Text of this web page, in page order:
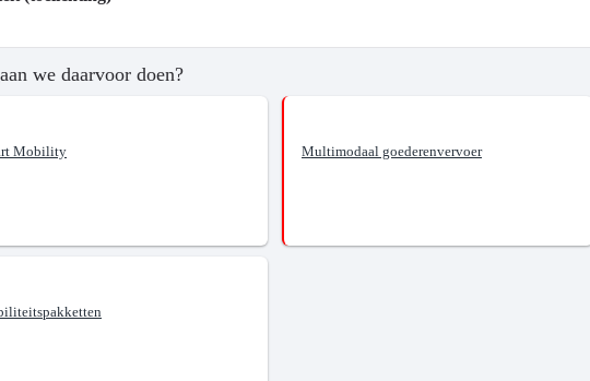
we daarvoor doen?
Mobility Multimodaal goederenvervoer